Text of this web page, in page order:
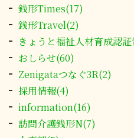
銭形Times(17)
銭形Travel(2)
きょうと福祉人材育成認
おしらせ(60)
Zenigataつなぐ3R(2)
採用情報(4)
information(16)
訪問介護銭形N(7)